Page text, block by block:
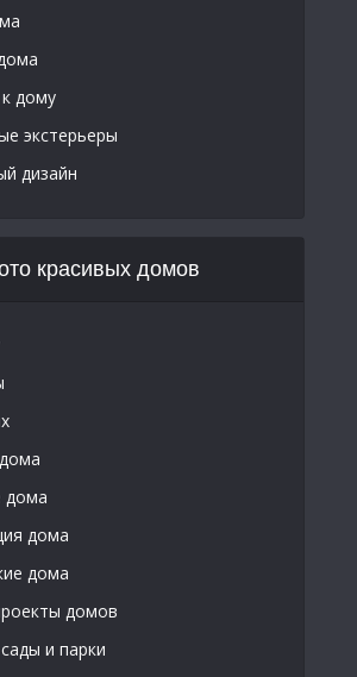
дому
экстерьеры
дизайн
красивых домов
дома
дома
дома
домов
и парки